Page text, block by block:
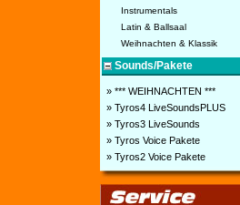
Instrumentals
Latin & Ballsaal
Weihnachten & Klassik
Sounds/Pakete
» *** WEIHNACHTEN ***
» Tyros4 LiveSoundsPLUS
» Tyros3 LiveSounds
» Tyros Voice Pakete
» Tyros2 Voice Pakete